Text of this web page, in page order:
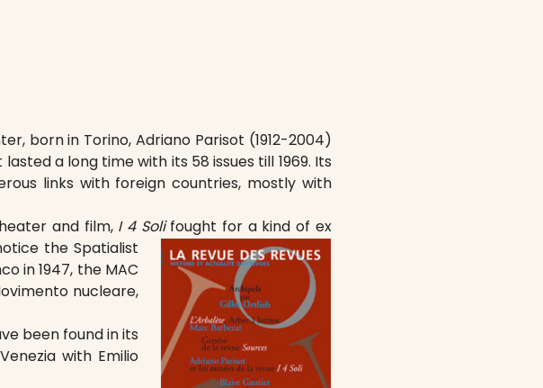
born in Torino, Adriano Parisot (1912-2004)
a long time with its 58 issues till 1969. Its
links with foreign countries, mostly with
and film, I 4 Solifought for a kind of ex
the Spatialist
in 1947, the MAC
nucleare,
been found in its
with Emilio